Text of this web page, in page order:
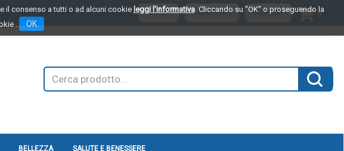
il consenso a tutti o ad alcuni cookie leggi l'informativa. Cliccando su "OK" o proseguendo la
.
OK
ACCEDI REGISTRATI WISHLIST 0
Cerca
Prodotto
BELLEZZA SALUTE E BENESSERE